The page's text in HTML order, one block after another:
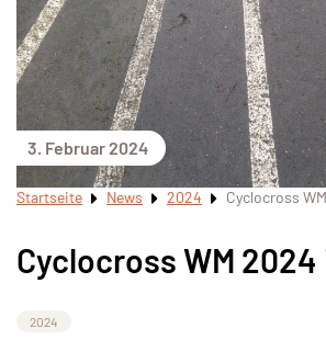
3. Februar 2024
Startseite News 2024 Cyclocross
Cyclocross WM
2024